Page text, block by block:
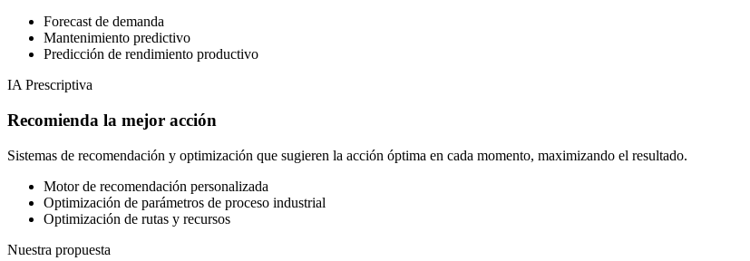
Forecast de demanda
Mantenimiento predictivo
Predicción de rendimiento productivo
IA Prescriptiva
Recomienda la mejor acción
Sistemas de recomendación y optimización que sugieren la acción óptima en cada momento, maximizando el resultado.
Motor de recomendación personalizada
Optimización de parámetros de proceso industrial
Optimización de rutas y recursos
Nuestra propuesta